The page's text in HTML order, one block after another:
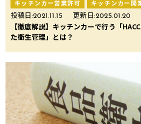
キッチンカー営業許可 キッチンカー開
投稿日:2021.11.15 更新日:2025.01.20
【徹底解説】キッチンカーで行う「
た衛生管理」とは？